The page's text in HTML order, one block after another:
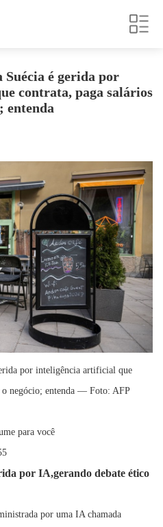
é gerida por
contrata, paga salários
entenda
por inteligência artificial que
o negócio; entenda — Foto: AFP
para você
por IA,gerando debate ético
por uma IA chamada